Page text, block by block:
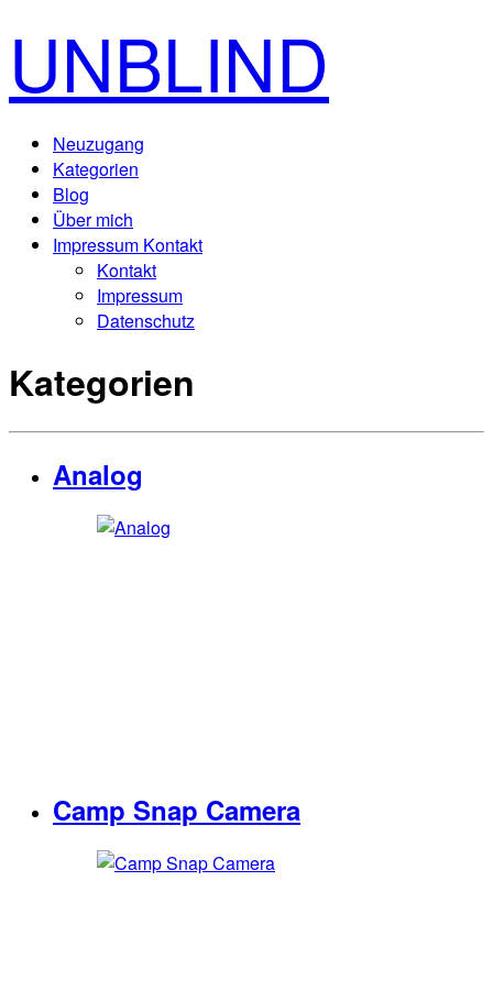
UNBLIND
Neuzugang
Kategorien
Blog
Über mich
Impressum Kontakt
Kontakt
Impressum
Datenschutz
Kategorien
Analog
Camp Snap Camera